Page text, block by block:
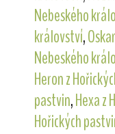
Nebeského
království,
Nebeského
Heron z
pastvin,Hexa z
Hořických